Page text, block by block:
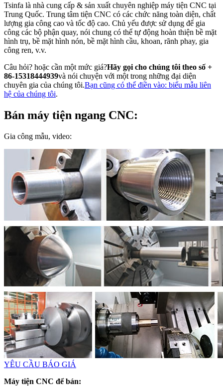
Tsinfa là nhà cung cấp & sản xuất chuyên nghiệp máy tiện CNC tại
Trung Quốc. Trung tâm tiện CNC có các chức năng toàn diện, chất
lượng gia công cao và tốc độ cao. Chủ yếu được sử dụng để gia
công các bộ phận quay, nói chung có thể tự động hoàn thiện bề mặt
hình trụ, bề mặt hình nón, bề mặt hình cầu, khoan, rãnh phay, gia
công ren, v.v.
Câu hỏi? hoặc cần một mức giá?Hãy gọi cho chúng tôi theo số +
86-15318444939và nói chuyện với một trong những đại diện
chuyên gia của chúng tôi.Bạn cũng có thể điền vào: biểu mẫu liên
hệ của chúng tôi.
Bán máy tiện ngang CNC:
Gia công mẫu, video:
YÊU CẦU BÁO GIÁ
Máy tiện CNC để bán: